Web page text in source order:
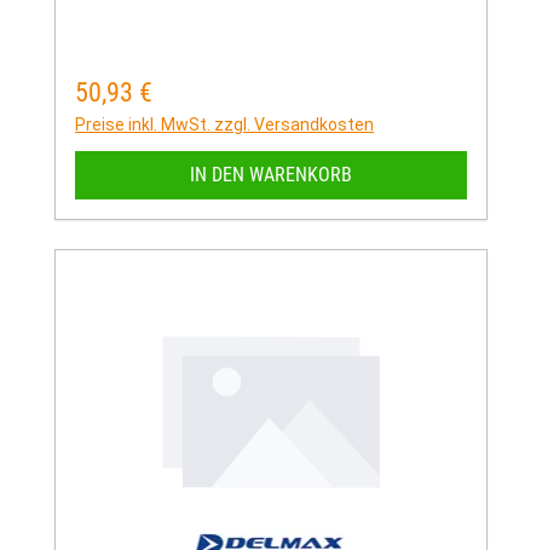
Regulärer Preis:
50,93 €
Preise inkl. MwSt. zzgl. Versandkosten
IN DEN WARENKORB